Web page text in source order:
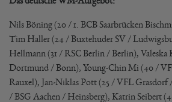
Nils Böning (20 / 1. BCB Saarbrücken
Tim Haller (24 / Buxtehuder SV /
Hellmann (31 / RSC Berlin / Berlin),
Dortmund / Bonn), Young-Chin Mi (40 /
Rauxel), Jan-Niklas Pott (25 / VFL
/ BSG Aachen / Heinsberg), Katrin Seibert